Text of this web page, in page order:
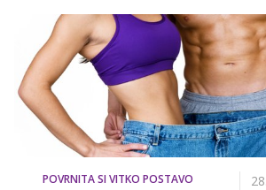
počitnic na grškem otoku Santorini, že
spremembe na svojih telesih. Obleke
prevelike, svoje pasove so že zategnili
energije pa imajo tudi dovolj za
aktivnost, kot je recimo tudi ta, ki je
tokratnem prispevku. Tokrat so se
učno uro plesa h Tjaši Novak in
v plesno šolo Fredidance, ki sta jih
cha-cha. Vas zanima, kateri par se je
POVRNITA SI VITKO POSTAVO